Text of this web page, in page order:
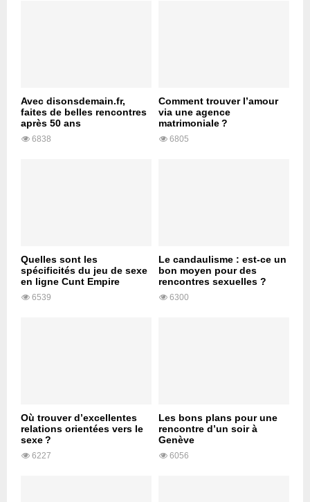
Avec disonsdemain.fr,
faites de belles rencontres
après 50 ans
6838
Comment trouver l’amour
via une agence
matrimoniale ?
6805
Quelles sont les
spécificités du jeu de sexe
en ligne Cunt Empire
6539
Le candaulisme : est-ce un
bon moyen pour des
rencontres sexuelles ?
6300
Où trouver d’excellentes
relations orientées vers le
sexe ?
6227
Les bons plans pour une
rencontre d’un soir à
Genève
6056